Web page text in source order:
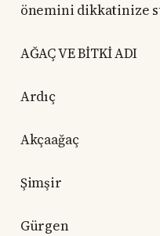
önemini dikkatinize
AĞAÇ VE BİTKİ
Ardıç
Akçaağaç
Şimşir
Gürgen